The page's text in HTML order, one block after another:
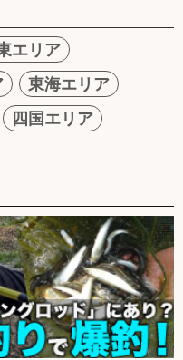
エリア
東海エリア
四国エリア